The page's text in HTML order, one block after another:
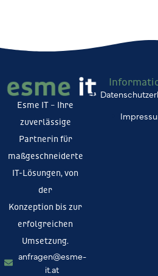
Esme IT – Ihre
zuverlässige
Partnerin für
maßgeschneiderte
IT-Lösungen, von
der
Konzeption bis zur
erfolgreichen
Umsetzung.
anfragen@esme-
it.at